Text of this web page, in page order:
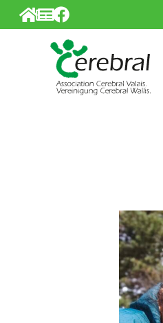
Cookie-Einstellungen